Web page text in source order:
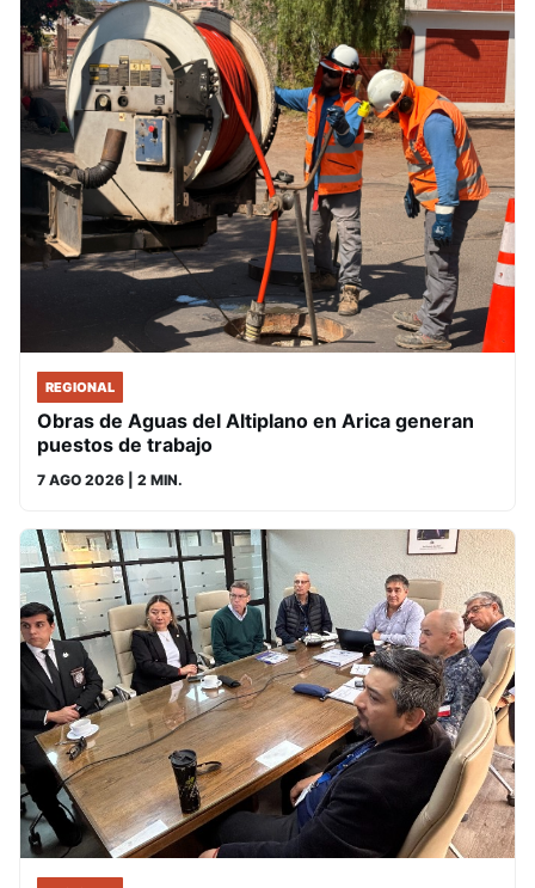
REGIONAL
Obras de Aguas del Altiplano en Arica generan
puestos de trabajo
7 AGO 2026 | 2 MIN.